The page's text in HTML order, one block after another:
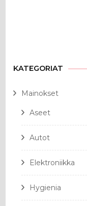
KATEGORIAT
Mainokset
Aseet
Autot
Elektroniikka
Hygienia